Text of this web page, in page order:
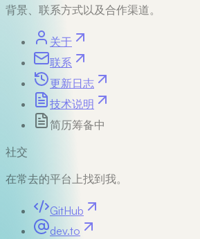
背景、联系方式以及合作渠道。
关于
联系
更新日志
技术说明
简历筹备中
社交
在常去的平台上找到我。
GitHub
dev.to